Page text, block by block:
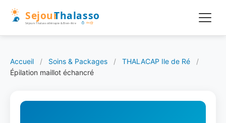
Accueil / Soins & Packages / THALACAP Ile de Ré
/
Épilation maillot échancré